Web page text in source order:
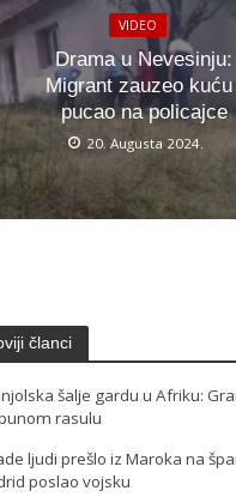
VIDEO
Drama u Nevesinju:
Migrant zauzeo
pucao na policajce
20. Augusta 2024.
članci
šalje gardu u Afriku:
rasulu
ljudi prešlo iz Maroka na
poslao vojsku